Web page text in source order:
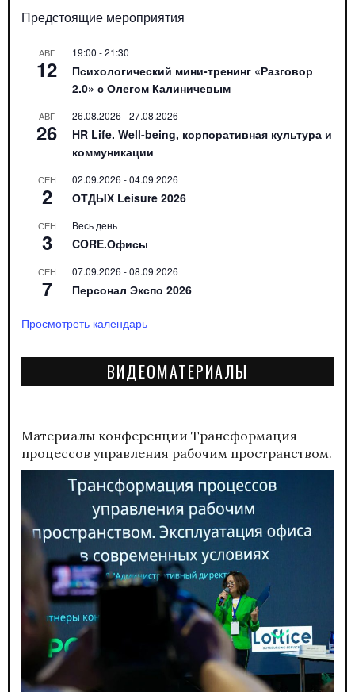
Предстоящие мероприятия
АВГ
12
19:00 -21:30
Психологический мини-тренинг «Разговор
2.0» с Олегом Калиничевым
АВГ
26
26.08.2026 -27.08.2026
HR Life. Well-being, корпоративная культура и
коммуникации
СЕН
2
02.09.2026 -04.09.2026
ОТДЫХ Leisure 2026
СЕН
3
Весь день
CORE.Офисы
СЕН
7
07.09.2026 -08.09.2026
Персонал Экспо 2026
Просмотреть календарь
ВИДЕОМАТЕРИАЛЫ
Материалы конференции Трансформация
процессов управления рабочим пространством.